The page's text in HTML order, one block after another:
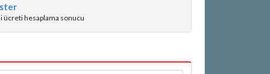
ücreti hesaplama sonucu